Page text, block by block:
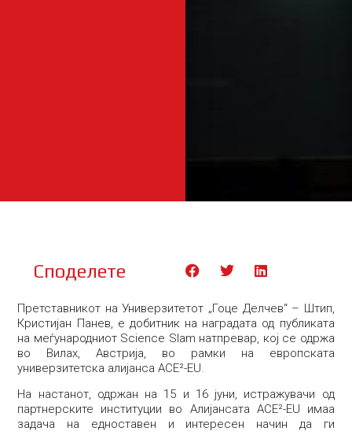
Споделете
Претставникот на Универзитетот „Гоце Делчев“ – Штип,
Кристијан Панев, е добитник на наградата од публиката
на меѓународниот Science Slam натпревар, кој се одржа
во Вилах, Австрија, во рамки на европската
универзитетска алијанса ACE²-EU.
На настанот, одржан на 15 и 16 јуни, истражувачи од
партнерските институции во Алијансата ACE²-EU имаа
задача на едноставен и интересен начин да ги